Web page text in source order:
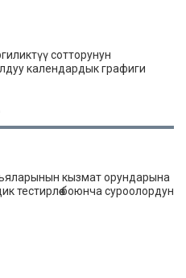
сотторунун
календардык графиги
кызмат орундарына
тестирлөө боюнча суроолордун